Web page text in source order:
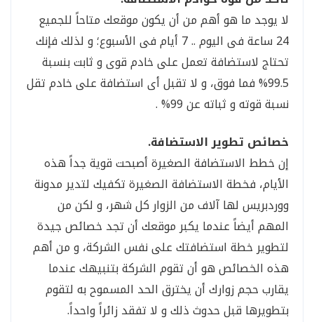
لا يوجد ما هو أهم من أن يكون موقعك متاحاً للجميع
24 ساعة فى اليوم .. 7 أيام فى الأسبوع؛ و لذلك فإنك
تحتاج لاستضافة تعمل على خادم قوى و ثابت بنسبة
99.5% فما فوق، و لا تقبل أى استضافة على خادم تقل
نسبة قوته و ثباته عن 99% .
خصائص تطوير الاستضافة.
إن خطط الاستضافة الصغيرة أصبحت قوية جداً هذه
الأيام، فخطة الاستضافة الصغيرة تكفيك لتدير مدونة
ووردبريس لها آلاف من الزوار كل شهر، و لكن من
المهم أيضاً عندما يكبر موقعك أن تجد خصائص جيدة
لتطوير خطة استضافتك على نفس الشركة، و من أهم
هذه الخصائص هو أن تقوم الشركة بتنبيهك عندما
يقارب حجم زوارك أن يخترق الحد المسموح به لتقوم
بتطويرها قبل حدوث ذلك و لا تفقد زائراً واحداً.